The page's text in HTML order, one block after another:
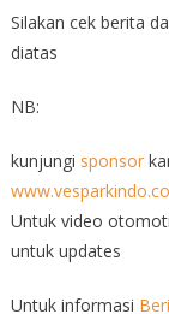
Silakan cek berita
diatas
NB:
kunjungi sponsor
Untuk video
untuk updates
Untuk informasi